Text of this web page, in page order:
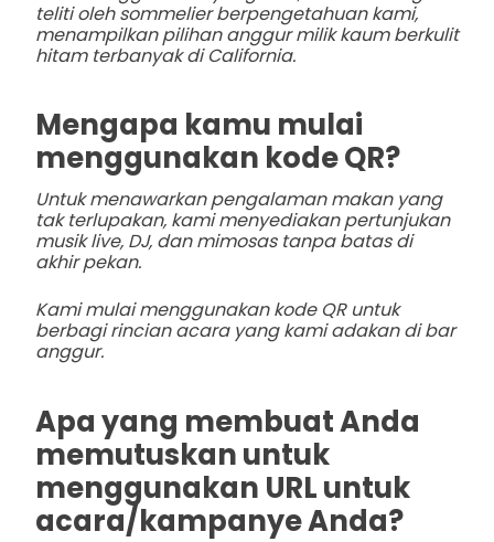
teliti oleh sommelier berpengetahuan kami,
menampilkan pilihan anggur milik kaum berkulit
hitam terbanyak di California.
Mengapa kamu mulai
menggunakan kode QR?
Untuk menawarkan pengalaman makan yang
tak terlupakan, kami menyediakan pertunjukan
musik live, DJ, dan mimosas tanpa batas di
akhir pekan.
Kami mulai menggunakan kode QR untuk
berbagi rincian acara yang kami adakan di bar
anggur.
Apa yang membuat Anda
memutuskan untuk
menggunakan URL untuk
acara/kampanye Anda?